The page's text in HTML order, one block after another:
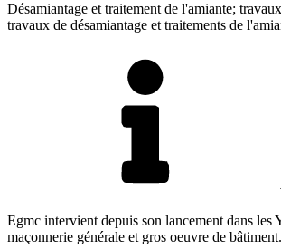
Désamiantage et traitement de l'amiante;
travaux de désamiantage et traitements de
Egmc intervient depuis son lancement dans les
maçonnerie générale et gros oeuvre de